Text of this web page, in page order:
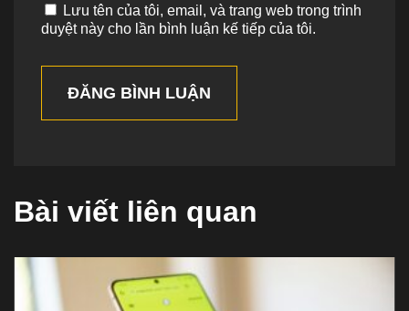
Lưu tên của tôi, email, và trang web trong trình
duyệt này cho lần bình luận kế tiếp của tôi.
ĐĂNG BÌNH LUẬN
Bài viết liên quan